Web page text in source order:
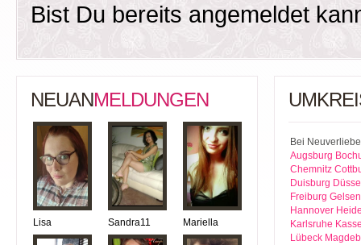
Bist Du bereits angemeldet
NEUANMELDUNGEN
Lisa Sandra11 Mariella
Bei
Augsburg
Chemnitz
Duisburg
Freiburg
Hannover
Karlsruhe
Lübeck